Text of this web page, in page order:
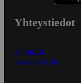
Yhteystiedot
Myymälät
Asiakaspalvelu